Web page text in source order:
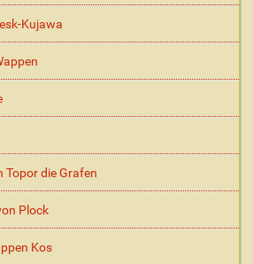
Kujawa
Topor die Grafen
Plock
Kos